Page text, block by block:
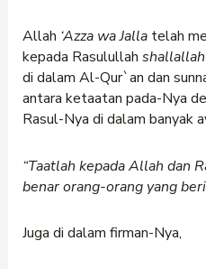
Allah ‘Azza wa Jallatelah
kepada Rasulullah
di dalam Al-Qur`an dan
antara ketaatan pada-Nya
Rasul-Nya di dalam banyak
“Taatlah kepada Allah dan
benar orang-orang yang
Juga di dalam firman-Nya,